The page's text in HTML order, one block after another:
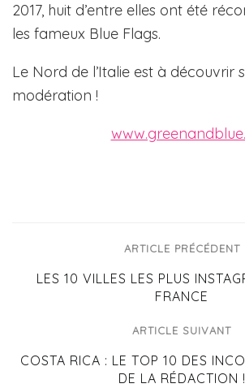
2017, huit d’entre elles ont été
les fameux Blue Flags.
Le Nord de l’Italie est à découvrir
modération !
ARTICLE PRÉCÉDENT
LES 10 VILLES LES PLUS
FRANCE
ARTICLE SUIVANT
COSTA RICA : LE TOP 10 DES
DE LA RÉDACTION !